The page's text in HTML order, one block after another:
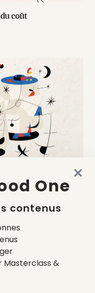
coût
semi-automatisé et
One
contenus
Masterclass &